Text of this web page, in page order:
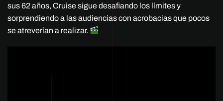
sus 62 años, Cruise sigue desafiando los límites y
sorprendiendo a las audiencias con acrobacias que pocos
se atreverían a realizar.